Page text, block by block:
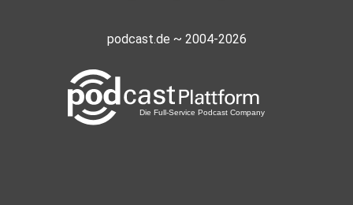
podcast.de ~ 2004-2026